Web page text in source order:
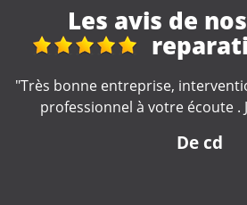
Les avis de
soignée,
"
"Très satisfait super